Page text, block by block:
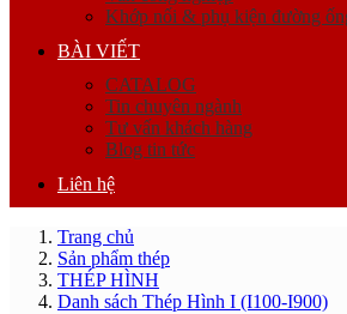
Khớp nối & phụ kiện đường
BÀI VIẾT
CATALOG
Tin chuyên ngành
Tư vấn khách hàng
Blog tin tức
Liên hệ
Trang chủ
Sản phẩm thép
THÉP HÌNH
Danh sách Thép Hình I (I100-I900)